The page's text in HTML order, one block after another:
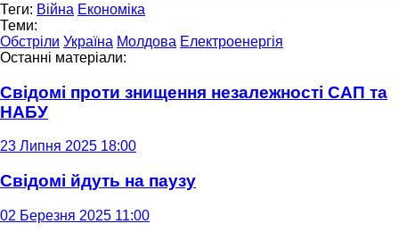
Теги: Війна Економіка
Теми:
Обстріли Україна Молдова Електроенергія
Останні матеріали:
Свідомі проти знищення незалежності САП та
НАБУ
23 Липня 2025 18:00
Свідомі йдуть на паузу
02 Березня 2025 11:00